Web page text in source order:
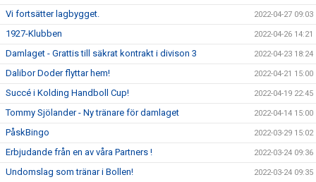
Vi fortsätter lagbygget. 2022-04-27 09:03
1927-Klubben 2022-04-26 14:21
Damlaget - Grattis till säkrat kontrakt i divison 3 2022-04-23 18:24
Dalibor Doder flyttar hem! 2022-04-21 15:00
Succé i Kolding Handboll Cup! 2022-04-19 22:45
Tommy Sjölander - Ny tränare för damlaget 2022-04-14 15:00
PåskBingo 2022-03-29 15:02
Erbjudande från en av våra Partners ! 2022-03-24 09:36
Undomslag som tränar i Bollen! 2022-03-24 09:35